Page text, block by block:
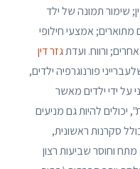
שימור תמונה של ילד
אמצעי חילופי
ורווח. ועדתגזר דין
מצא שלעברייני פורנוגרפיה ילדים,
על ידי ילדים מאשר
יכולים להיות גם מניעים
סקרנות ראשונית,
מתח וחוסר שביעות רצון